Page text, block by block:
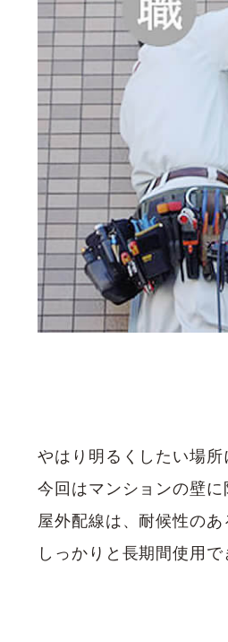
やはり明るくしたい場所
今回はマンションの壁
屋外配線は、耐候性のあ
しっかりと長期間使用